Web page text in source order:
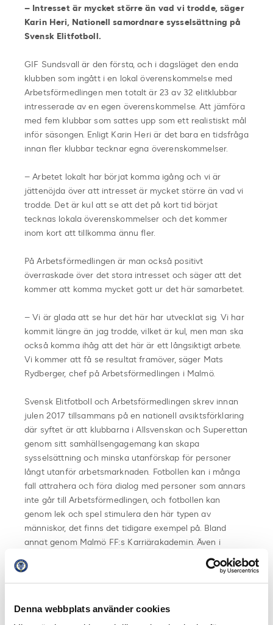
Denna webbplats använder cookies
– Intresset är mycket större än vad vi trodde, säger
Karin Heri, Nationell samordnare sysselsättning på
Svensk Elitfotboll.
GIF Sundsvall är den första, och i dagsläget den enda
klubben som ingått i en lokal överenskommelse med
Arbetsförmedlingen men totalt är 23 av 32 elitklubbar
intresserade av en egen överenskommelse. Att jämföra
med fem klubbar som sattes upp som ett realistiskt mål
inför säsongen. Enligt Karin Heri är det bara en tidsfråga
innan fler klubbar tecknar egna överenskommelser.
– Arbetet lokalt har börjat komma igång och vi är
jättenöjda över att intresset är mycket större än vad vi
trodde. Det är kul att se att det på kort tid börjat
tecknas lokala överenskommelser och det kommer
inom kort att tillkomma ännu fler.
På Arbetsförmedlingen är man också positivt
överraskade över det stora intresset och säger att det
kommer att komma mycket gott ur det här samarbetet.
– Vi är glada att se hur det här har utvecklat sig. Vi har
kommit längre än jag trodde, vilket är kul, men man ska
också komma ihåg att det här är ett långsiktigt arbete.
Vi kommer att få se resultat framöver, säger Mats
Rydberger, chef på Arbetsförmedlingen i Malmö.
Svensk Elitfotboll och Arbetsförmedlingen skrev innan
julen 2017 tillsammans på en nationell avsiktsförklaring
där syftet är att klubbarna i Allsvenskan och Superettan
genom sitt samhällsengagemang kan skapa
sysselsättning och minska utanförskap för personer
långt utanför arbetsmarknaden. Fotbollen kan i många
fall attrahera och föra dialog med personer som annars
inte går till Arbetsförmedlingen, och fotbollen kan
genom lek och spel stimulera den här typen av
människor, det finns det tidigare exempel på. Bland
annat genom Malmö FF:s Karriärakademin. Även i
Arbetsförmedlingen sitt fokus i att sysselsätta personer
långt utanför arbetsmarknaden.
– Det stora intresset har ställt höga krav på mig som